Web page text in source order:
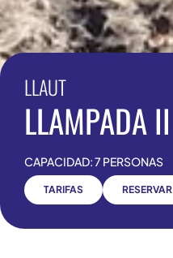
LLAUT
LLAMPADA II
CAPACIDAD: 7 PERSONAS
TARIFAS RESERVAR